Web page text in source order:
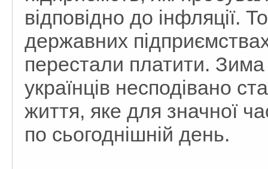
відповідно до інфляції.
державних
перестали платити.
українців несподівано
життя, яке для значної
по сьогоднішній день.